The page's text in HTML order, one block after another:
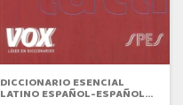
DICCIONARIO ESENCIAL
LATINO ESPAÑOL-ESPAÑOL